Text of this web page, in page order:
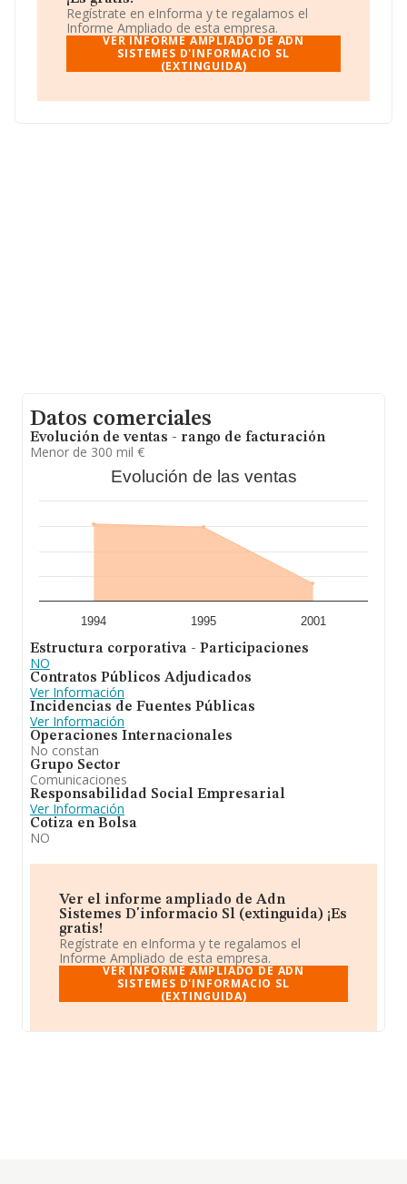
(extinguida), CIF B59693499, tiene domicilio fiscal en
Calle Riera Can Toda núm. 35 2 1, (08024), Barcelona,
Cataluña.
En relación con el sector y disponiendo de los datos de
asciende a 19.431 millones de euros y en 2002 la media
Regístrate en eInforma y te regalamos el
Informe Ampliado de esta empresa.
VER INFORME AMPLIADO DE ADN
SISTEMES D'INFORMACIO SL
(EXTINGUIDA)
Datos comerciales
Evolución de ventas - rango de facturación
Menor de 300 mil €
Evolución de las ventas
1994 1995 2001
Estructura corporativa - Participaciones
NO
Contratos Públicos Adjudicados
Ver Información
Incidencias de Fuentes Públicas
Ver Información
Operaciones Internacionales
No constan
Grupo Sector
Comunicaciones
Responsabilidad Social Empresarial
Ver Información
Cotiza en Bolsa
NO
Ver el informe ampliado de Adn
Sistemes D'informacio Sl (extinguida) ¡Es
gratis!
Regístrate en eInforma y te regalamos el
Informe Ampliado de esta empresa.
VER INFORME AMPLIADO DE ADN
SISTEMES D'INFORMACIO SL
(EXTINGUIDA)